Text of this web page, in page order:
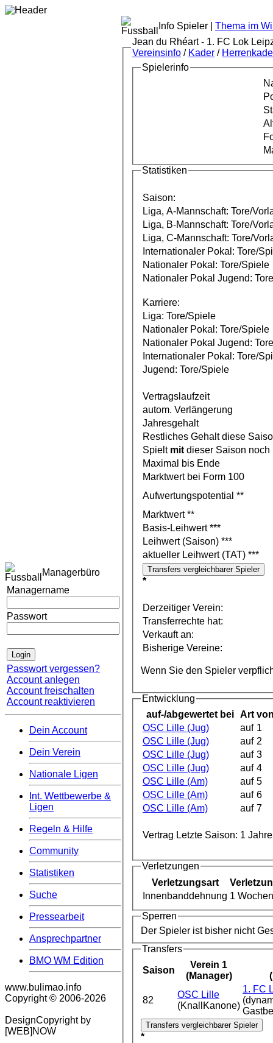
Managerbüro
Managername
Passwort
Passwort vergessen?
Account anlegen
Account freischalten
Account reaktivieren
Dein Account
Dein Verein
Nationale Ligen
Int. Wettbewerbe &
Ligen
Regeln & Hilfe
Community
Statistiken
Suche
Pressearbeit
Ansprechpartner
BMO WM Edition
www.bulimao.info
Copyright © 2006-2026
DesignCopyright by
[WEB]NOW
Info Spieler | Thema im
Jean du Rhéart - 1. FC Lok
Vereinsinfo / Kader /
Spielerinfo
Statistiken
Saison:
Liga, A-Mannschaft: Tore/
Liga, B-Mannschaft: Tore/
Liga, C-Mannschaft: Tore/
Internationaler Pokal: Tore/
Nationaler Pokal: Tore/Spiele
Nationaler Pokal Jugend:
Karriere:
Liga: Tore/Spiele
Nationaler Pokal: Tore/Spiele
Nationaler Pokal Jugend:
Internationaler Pokal: Tore/
Jugend: Tore/Spiele
Vertragslaufzeit
autom. Verlängerung
Jahresgehalt
Restliches Gehalt diese
Spielt mit dieser Saison noch
Maximal bis Ende
Marktwert bei Form 100
Aufwertungspotential **
Marktwert **
Basis-Leihwert ***
Leihwert (Saison) ***
aktueller Leihwert (TAT) ***
*
Derzeitiger Verein:
Transferrechte hat:
Verkauft an:
Bisherige Vereine:
Wenn Sie den Spieler
Entwicklung
auf-/abgewertet bei Art
OSC Lille (Jug)
auf 1
OSC Lille (Jug)
auf 2
OSC Lille (Jug)
auf 3
OSC Lille (Jug)
auf 4
OSC Lille (Am)
auf 5
OSC Lille (Am)
auf 6
OSC Lille (Am)
auf 7
Vertrag Letzte Saison: 1 Jahre
Verletzungen
Verletzungsart
Innenbanddehnung 1 Wochen
Sperren
Der Spieler ist bisher nicht
Transfers
Saison
Verein 1
(Manager)
82
OSC Lille
(KnallKanone)
1. FC
*